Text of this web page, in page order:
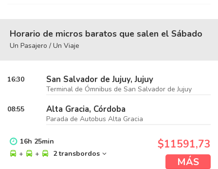
Horario de micros baratos que salen el Sábado
Un Pasajero / Un Viaje
16:30 San Salvador de Jujuy, Jujuy
Terminal de Ómnibus de San Salvador de Jujuy
08:55 Alta Gracia, Córdoba
Parada de Autobus Alta Gracia
16h 25min
+
+ 2 transbordos
$11591,73
MÁS